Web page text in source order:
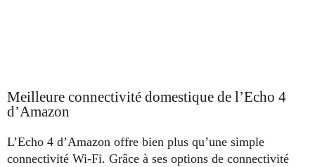
Meilleure connectivité domestique de l’Echo 4
d’Amazon
L’Echo 4 d’Amazon offre bien plus qu’une simple
connectivité Wi-Fi. Grâce à ses options de connectivité